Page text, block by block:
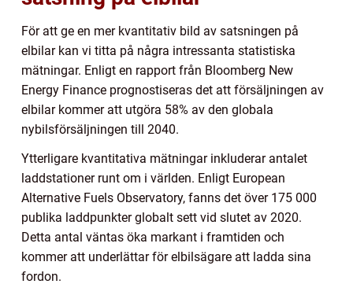
För att ge en mer kvantitativ bild av satsningen på
elbilar kan vi titta på några intressanta statistiska
mätningar. Enligt en rapport från Bloomberg New
Energy Finance prognostiseras det att försäljningen av
elbilar kommer att utgöra 58% av den globala
nybilsförsäljningen till 2040.
Ytterligare kvantitativa mätningar inkluderar antalet
laddstationer runt om i världen. Enligt European
Alternative Fuels Observatory, fanns det över 175 000
publika laddpunkter globalt sett vid slutet av 2020.
Detta antal väntas öka markant i framtiden och
kommer att underlättar för elbilsägare att ladda sina
fordon.